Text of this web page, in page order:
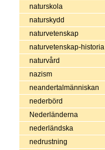
naturskola
naturskydd
naturvetenskap
naturvetenskap-historia
naturvård
nazism
neandertalmänniskan
nederbörd
Nederländerna
nederländska
nedrustning